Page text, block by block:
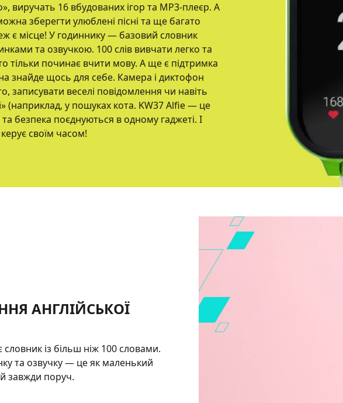
виручать 16 вбудованих ігор та MP3-плеєр. А
зберегти улюблені пісні та ще багато
є місце! У годиннику — базовий словник
та озвучкою. 100 слів вивчати легко та
тільки починає вчити мову. А ще є підтримка
знайде щось для себе. Камера і диктофон
записувати веселі повідомлення чи навіть
(наприклад, у пошуках кота. KW37 Alfie — це
безпека поєднуються в одному гаджеті. І
своїм часом!
АНГЛІЙСЬКОЇ
із більш ніж 100 словами.
та озвучку — це як маленький
завжди поруч.